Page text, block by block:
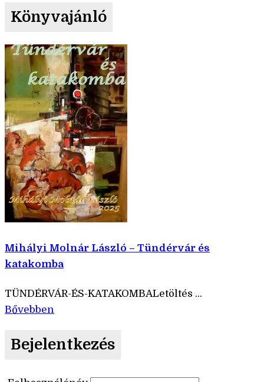
Könyvajánló
Mihályi Molnár László – Tündérvár és
katakomba
TÜNDÉRVÁR-ÉS-KATAKOMBALetöltés ...
Bővebben
Bejelentkezés